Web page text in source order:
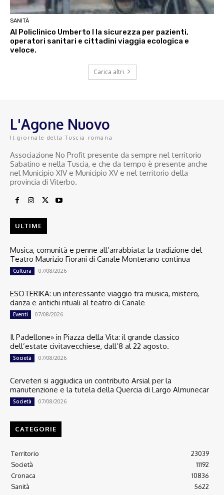
SANITÀ
Al Policlinico Umberto I la sicurezza per pazienti,
operatori sanitari e cittadini viaggia ecologica e
veloce.
Carica altri
L'Agone Nuovo
Il giornale della Tuscia romana
Associazione No Profit presente da sempre nel territorio
Sabatino e nella Tuscia, e che da tempo è presente anche
nel Municipio XIV e Municipio XV e nel territorio della
provincia di Viterbo.
ULTIME
Musica, comunità e penne all’arrabbiata: la tradizione del
Teatro Maurizio Fiorani di Canale Monterano continua
Cultura 07/08/2026
ESOTERIKA: un interessante viaggio tra musica, mistero,
danza e antichi rituali al teatro di Canale
Eventi 07/08/2026
Il Padellone» in Piazza della Vita: il grande classico
dell’estate civitavecchiese, dall’8 al 22 agosto.
Società 07/08/2026
Cerveteri si aggiudica un contributo Arsial per la
manutenzione e la tutela della Quercia di Largo Almunecar
Società 07/08/2026
CATEGORIE
Territorio
23039
Società
11192
Cronaca
10836
Sanità
5622